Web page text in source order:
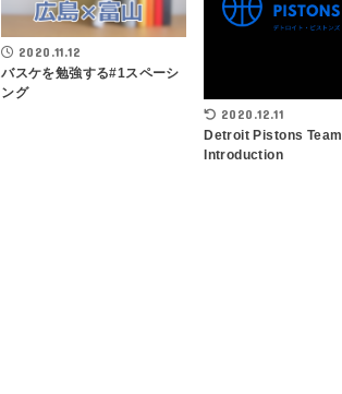
2020.11.12
バスケを勉強する#1スペーシ
ング
2020.12.11
Detroit Pistons Team
Introduction